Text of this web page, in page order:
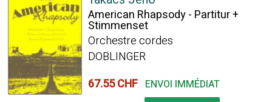
American Rhapsody - Partitur +
Stimmenset
Orchestre cordes
DOBLINGER
67.55 CHF ENVOI IMMÉDIAT